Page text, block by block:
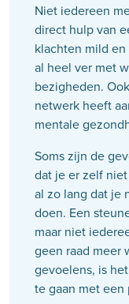
Niet iedereen
direct hulp van
klachten mild
al heel ver met
bezigheden.
netwerk heeft
mentale
Soms zijn de
dat je er zelf
al zo lang dat je
doen. Een
maar niet
geen raad meer
gevoelens, is
te gaan met een